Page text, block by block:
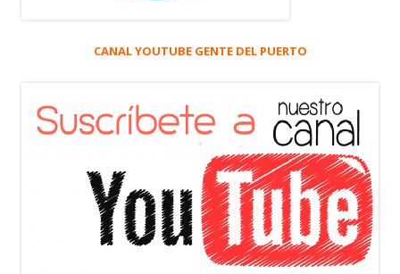
CANAL YOUTUBE GENTE DEL PUERTO